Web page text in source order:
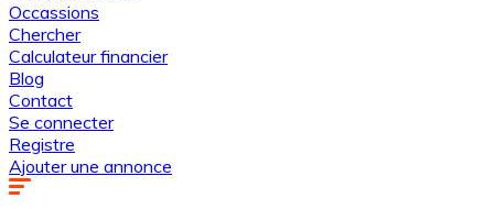
Occassions
Chercher
Calculateur financier
Blog
Contact
Se connecter
Registre
Ajouter une annonce